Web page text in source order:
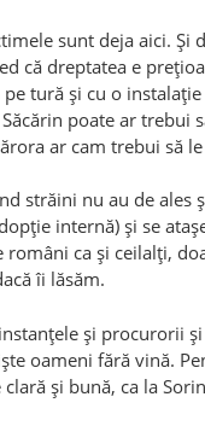
sunt deja aici. Și
că dreptatea e
pe tură și cu o
poate ar trebui
ar cam trebui să
străini nu au de
internă) și se
români ca și ceilalți,
îi lăsăm.
și procurorii
oameni fără vină.
clară și bună, ca la